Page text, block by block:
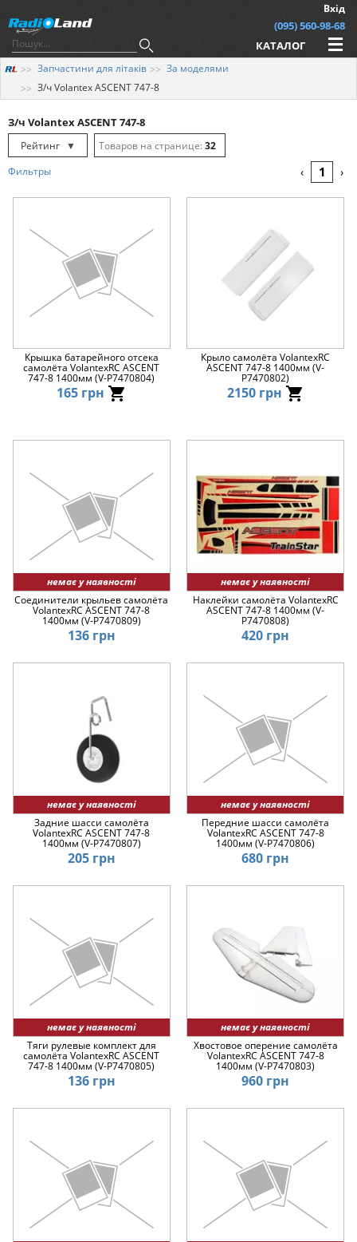
Вхід
(095) 560-98-68
КАТАЛОГ
Запчастини для літаків
За моделями
З/ч Volantex ASCENT 747-8
З/ч Volantex ASCENT 747-8
Рейтинг
▼
Рейтинг
Ціна
▼
32
Фильтры ‹ 1 ›
Крышка батарейного отсека
самолёта VolantexRC ASCENT
747-8 1400мм (V-P7470804)
165 грн
Крыло самолёта VolantexRC
ASCENT 747-8 1400мм (V-
P7470802)
2150 грн
немає у наявності
Соединители крыльев самолёта
VolantexRC ASCENT 747-8
1400мм (V-P7470809)
136 грн
немає у наявності
Наклейки самолёта VolantexRC
ASCENT 747-8 1400мм (V-
P7470808)
420 грн
немає у наявності
Задние шасси самолёта
VolantexRC ASCENT 747-8
1400мм (V-P7470807)
205 грн
немає у наявності
Передние шасси самолёта
VolantexRC ASCENT 747-8
1400мм (V-P7470806)
680 грн
немає у наявності
Тяги рулевые комплект для
самолёта VolantexRC ASCENT
747-8 1400мм (V-P7470805)
136 грн
немає у наявності
Хвостовое оперение самолёта
VolantexRC ASCENT 747-8
1400мм (V-P7470803)
960 грн